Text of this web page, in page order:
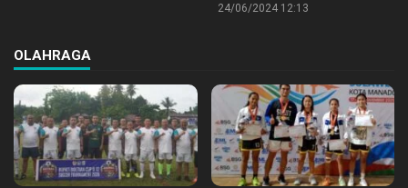
24/06/2024 12:13
OLAHRAGA